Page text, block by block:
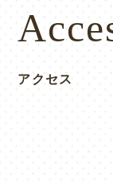
アクセス